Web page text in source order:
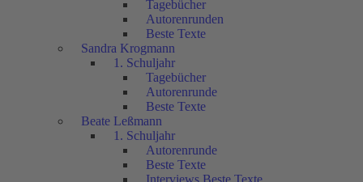
Tagebücher
Autorenrunden
Beste Texte
Sandra Krogmann
1. Schuljahr
Tagebücher
Autorenrunde
Beste Texte
Beate Leßmann
1. Schuljahr
Autorenrunde
Beste Texte